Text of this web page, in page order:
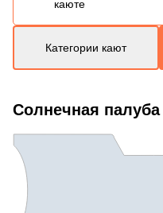
каюте
Категории кают
Солнечная палуба